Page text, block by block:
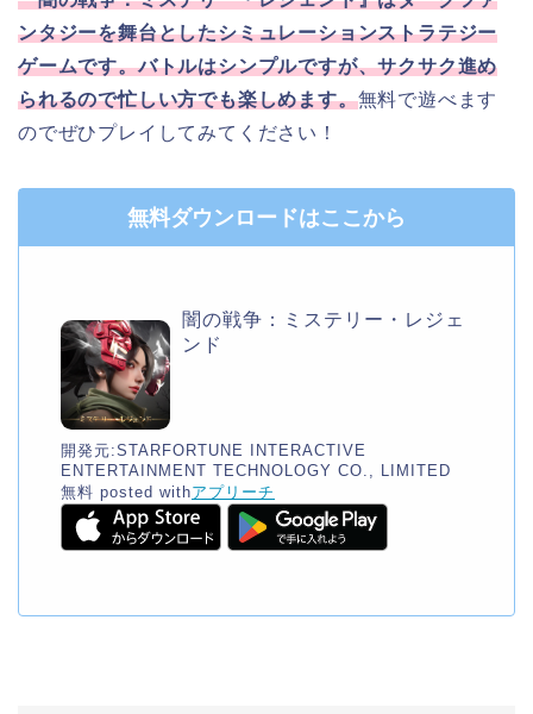
ンタジーを舞台としたシミュレーションストラテジー
ゲームです。バトルはシンプルですが、サクサク進め
られるので忙しい方でも楽しめます。無料で遊べます
のでぜひプレイしてみてください！
無料ダウンロードはここから
闇の戦争：ミステリー・レジェ
ンド
開発元:STARFORTUNE INTERACTIVE
ENTERTAINMENT TECHNOLOGY CO., LIMITED
無料 posted withアプリーチ